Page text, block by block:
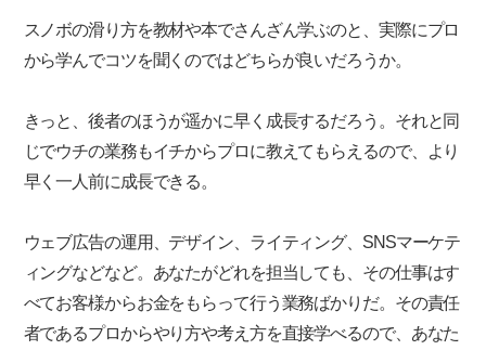
スノボの滑り方を教材や本でさんざん学ぶのと、実際にプロ
から学んでコツを聞くのではどちらが良いだろうか。
きっと、後者のほうが遥かに早く成長するだろう。それと同
じでウチの業務もイチからプロに教えてもらえるので、より
早く一人前に成長できる。
ウェブ広告の運用、デザイン、ライティング、SNSマーケテ
ィングなどなど。あなたがどれを担当しても、その仕事はす
べてお客様からお金をもらって行う業務ばかりだ。その責任
者であるプロからやり方や考え方を直接学べるので、あなた